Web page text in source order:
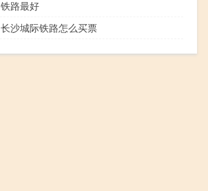
铁路最好
长沙城际铁路怎么买票